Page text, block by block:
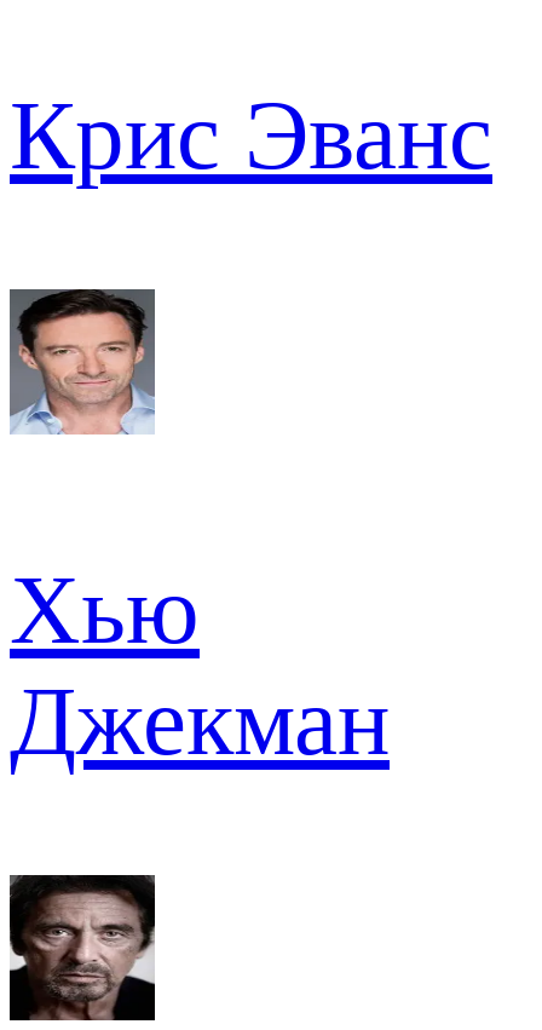
Крис Эванс
Хью
Джекман